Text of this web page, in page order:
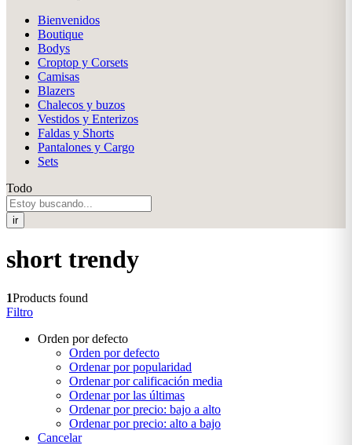
Bienvenidos
Boutique
Bodys
Croptop y Corsets
Camisas
Blazers
Chalecos y buzos
Vestidos y Enterizos
Faldas y Shorts
Pantalones y Cargo
Sets
Todo
ir
short trendy
1Products found
Filtro
Orden por defecto
Orden por defecto
Ordenar por popularidad
Ordenar por calificación media
Ordenar por las últimas
Ordenar por precio: bajo a alto
Ordenar por precio: alto a bajo
Cancelar